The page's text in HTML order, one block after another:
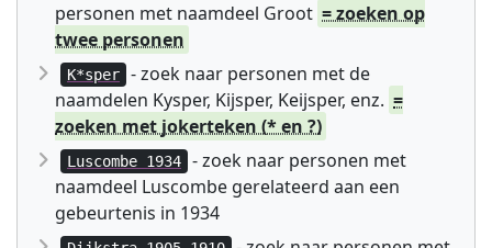
personen met naamdeel Groot = zoeken op
twee personen
K*sper
- zoek naar personen met de
naamdelen Kysper, Kijsper, Keijsper, enz. =
zoeken met jokerteken (* en ?)
Luscombe 1934
- zoek naar personen met
naamdeel Luscombe gerelateerd aan een
gebeurtenis in 1934